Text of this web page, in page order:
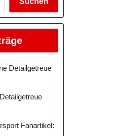
Detailgetreue
Fanartikel: